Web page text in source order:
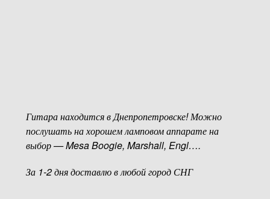
Гитара находится в Днепропетровске! Можно
послушать на хорошем ламповом аппарате на
выбор — Mesa Boogie, Marshall, Engl….
За 1-2 дня доставлю в любой город СНГ